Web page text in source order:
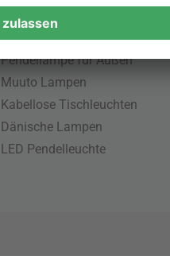
Beliebte Leuchten
Pendellampe für Außen
Muuto Lampen
Kabellose Tischleuchten
Dänische Lampen
LED Pendelleuchte